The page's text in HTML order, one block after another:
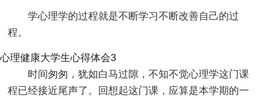
学心理学的过程就是不断学习不断改善自己的过
程。
心理健康大学生心得体会3
时间匆匆，犹如白马过隙，不知不觉心理学这门课
程已经接近尾声了。回想起这门课，应算是本学期的一